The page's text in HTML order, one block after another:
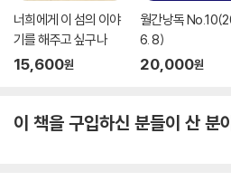
의 반짝이는 구리 반지를/벽보 속에, 슬픔
어뒀을 뿐]”―「아뉴스데이, 새뮤얼 바버-
운 신뢰와 감탄으로 읽어온 우리가 이번 시
다시, 2014년 봄으로 가 부르는 진실들
너희에게 이 섬의 이야
기를 해주고 싶구나
15,600원
월간낭독
6. 8)
20,000원
이 책을 구입하신 분들이 산 분